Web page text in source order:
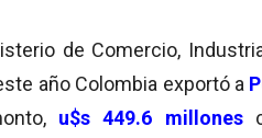
de Comercio,
año Colombia exportó a
u$s 449.6 millones